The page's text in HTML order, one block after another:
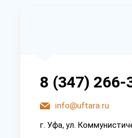
8 (347) 266-
info@uftara.ru
г. Уфа, ул.